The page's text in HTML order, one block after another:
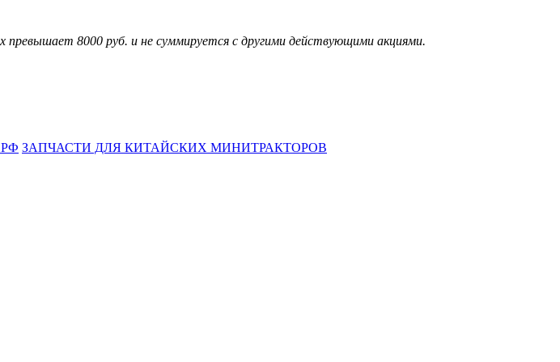
8000 руб. и не суммируется с другими действующими акциями.
ЗАПЧАСТИ ДЛЯ КИТАЙСКИХ МИНИТРАКТОРОВ